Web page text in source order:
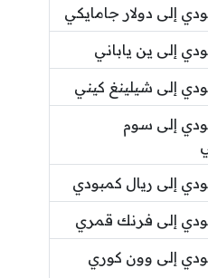
إلى دولار جامايكي
إلى ين ياباني
إلى شيلينغ كيني
إلى سوم
إلى ريال كمبودي
إلى فرنك قمري
إلى وون كوري